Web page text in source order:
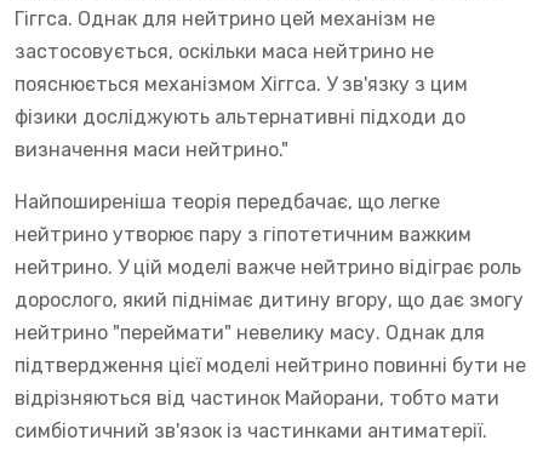
Гіггса. Однак для нейтрино цей механізм не
застосовується, оскільки маса нейтрино не
пояснюється механізмом Хіггса. У зв'язку з цим
фізики досліджують альтернативні підходи до
визначення маси нейтрино."
Найпоширеніша теорія передбачає, що легке
нейтрино утворює пару з гіпотетичним важким
нейтрино. У цій моделі важче нейтрино відіграє роль
дорослого, який піднімає дитину вгору, що дає змогу
нейтрино "переймати" невелику масу. Однак для
підтвердження цієї моделі нейтрино повинні бути не
відрізняються від частинок Майорани, тобто мати
симбіотичний зв'язок із частинками антиматерії.